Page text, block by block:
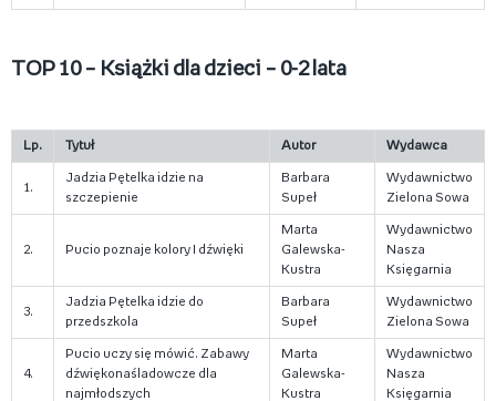
TOP 10 – Książki dla dzieci – 0-2 lata
Lp. Tytuł Autor Wydawca
1.
Jadzia Pętelka idzie na
szczepienie
Barbara
Supeł
Wydawnictwo
Zielona Sowa
2. Pucio poznaje kolory I dźwięki
Marta
Galewska-
Kustra
Wydawnictwo
Nasza
Księgarnia
3.
Jadzia Pętelka idzie do
przedszkola
Barbara
Supeł
Wydawnictwo
Zielona Sowa
4.
Pucio uczy się mówić. Zabawy
dźwiękonaśladowcze dla
najmłodszych
Marta
Galewska-
Kustra
Wydawnictwo
Nasza
Księgarnia